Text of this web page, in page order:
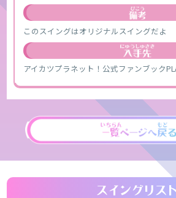
このスイングはオリジナルスイングだよ
アイカツプラネット！公式ファンブック